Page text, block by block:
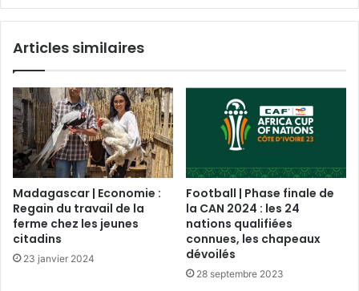
Articles similaires
Madagascar | Economie :
Regain du travail de la
ferme chez les jeunes
citadins
23 janvier 2024
Football | Phase finale de
la CAN 2024 : les 24
nations qualifiées
connues, les chapeaux
dévoilés
28 septembre 2023